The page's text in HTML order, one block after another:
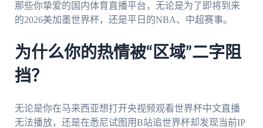
那些你挚爱的国内体育直播平台，无论是为了即将到来
的2026美加墨世界杯，还是平日的NBA、中超赛事。
为什么你的热情被“区域”二字阻
挡？
无论是你在马来西亚想打开央视频观看世界杯中文直播
无法播放，还是在悉尼试图用B站追世界杯却发现当前IP